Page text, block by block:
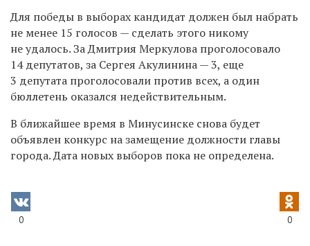
Для победы в выборах кандидат должен был набрать
не менее 15 голосов — сделать этого никому
не удалось. За Дмитрия Меркулова проголосовало
14 депутатов, за Сергея Акулинина — 3, еще
3 депутата проголосовали против всех, а один
бюллетень оказался недействительным.
В ближайшее время в Минусинске снова будет
объявлен конкурс на замещение должности главы
города. Дата новых выборов пока не определена.
0 0